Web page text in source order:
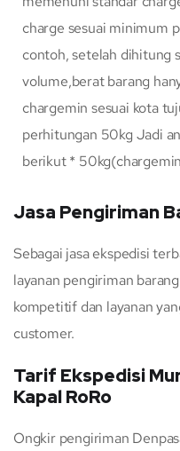
charge sesuai minimum
contoh, setelah dihitung
volume,berat barang
chargemin sesuai kota
perhitungan 50kg Jadi
berikut *
Jasa Pengiriman
Sebagai jasa ekspedisi
layanan pengiriman
kompetitif dan layanan
customer.
Tarif Ekspedisi
Kapal RoRo
Ongkir pengiriman